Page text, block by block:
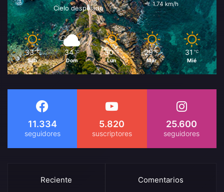
Cielo despejado
1.74 km/h
33 ℃
Sáb
34 ℃
Dom
30 ℃
Lun
29 ℃
Mar
31 ℃
Mié
11.334 5.820 25.600
Reciente Comentarios